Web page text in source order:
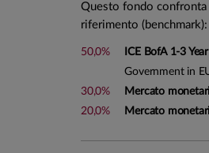
prevalente rilevato dai
Saranno, inoltre,
produzione o alla
Portafoglio tendenziale:
Investimenti
Questo fondo
riferimento (benchmark):
50,0% ICE BofA 1-3
Government in
30,0%
Mercato
20,0%
Mercato